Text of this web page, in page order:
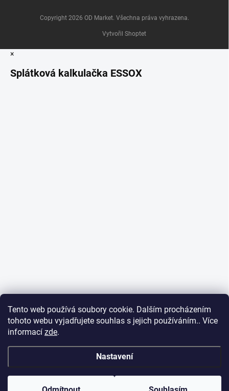
Tento web používá soubory cookie. Dalším procházením
tohoto webu vyjadřujete souhlas s jejich používáním.. Více
informací zde.
Nastavení
Vytvořil Shoptet
Copyright 2026 OD Market. Všechna práva vyhrazena.
×
Splátková kalkulačka ESSOX